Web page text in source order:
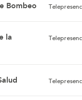
Bombeo
la